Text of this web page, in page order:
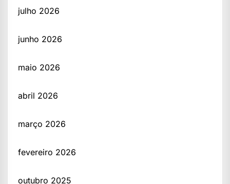
julho 2026
junho 2026
maio 2026
abril 2026
março 2026
fevereiro 2026
outubro 2025